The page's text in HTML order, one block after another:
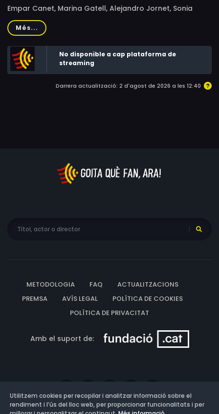
Empar Canet, Marina Gatell, Alejandro Jornet, Sonia
Lázaro, Belén López, Miguel Ángel Muñoz, Juan Fernández
Més...
No disponible a cap plataforma de
streaming
Darrera actualització: 2 d'agost de 2026 a les 12:40
METODOLOGIA FAQ
ACTUALITZACIONS
PREMSA
AVÍS LEGAL
POLÍTICA DE COOKIES
POLÍTICA DE PRIVACITAT
Amb el suport de:
Utilitzem cookies per recopilar i analitzar informació sobre el
rendiment i l’ús del lloc web, per proporcionar funcionalitats i per